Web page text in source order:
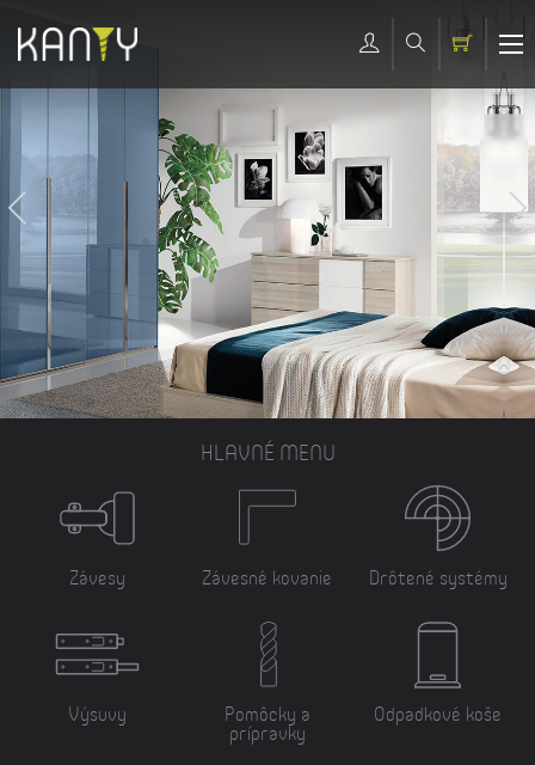
HLAVNÉ MENU
Závesy
Výsuvy
Závesné kovanie
Pomôcky a
prípravky
Drôtené systémy
Odpadkové koše